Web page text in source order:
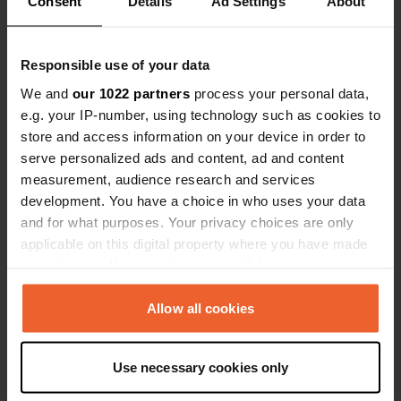
Responsible use of your data
We and our 1022 partners process your personal data,
e.g. your IP-number, using technology such as cookies to
store and access information on your device in order to
serve personalized ads and content, ad and content
measurement, audience research and services
development. You have a choice in who uses your data
and for what purposes. Your privacy choices are only
applicable on this digital property where you have made
any time from the Cookie Declaration or by clicking on
the Privacy trigger icon.
Collect information about your geographical location
which can be accurate to within several meters
Allow all cookies
Use necessary cookies only
Contact
Emplacement
D259
Saint-Privat, France
Copie
44° 37' 12" N 4° 25' 55" E
44.61991 4.43208
Copie
Code du site
Copie